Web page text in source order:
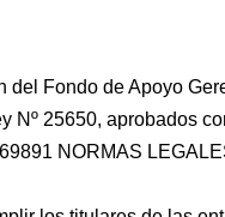
del Fondo de Apoyo
Nº 25650, aprobados
NORMAS